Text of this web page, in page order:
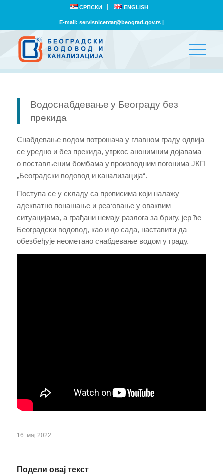
СРПСКИ ENGLISH
E-mail: servisnicentar@beograd.gov.rs|
Водоснабдевање у Београду без
прекида
Снабдевање водом потрошача у главном граду одвија
се уредно и без прекида, упркос анонимним дојавама
о постављеним бомбама у производним погонима ЈКП
„Београдски водовод и канализација“.
Поступа се у складу са прописима који налажу
адекватно понашање и реаговање у оваквим
ситуацијама, a грађани немају разлога за бригу, јер ће
Београдски водовод, као и до сада, наставити да
обезбеђује неометано снабдевање водом у граду.
16. мај 2022.
Подели овај текст